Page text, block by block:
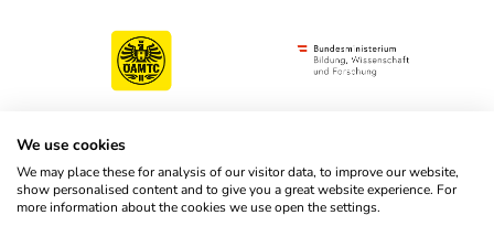
We use cookies
We may place these for analysis of our visitor data, to improve our website,
show personalised content and to give you a great website experience. For
more information about the cookies we use open the settings.